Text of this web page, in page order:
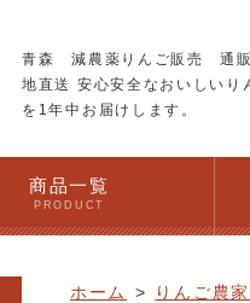
青森 減農薬りんご販売 通
地直送 安心安全なおいしいり
を1年中お届けします。
商品一覧
PRODUCT
ホーム りんご農